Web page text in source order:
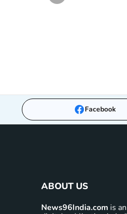
Facebook
ABOUT US
News96India.com is